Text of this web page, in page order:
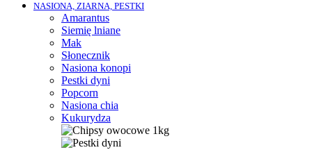
NASIONA, ZIARNA, PESTKI
Amarantus
Siemię lniane
Mak
Słonecznik
Nasiona konopi
Pestki dyni
Popcorn
Nasiona chia
Kukurydza